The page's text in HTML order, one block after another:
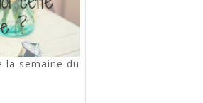
la semaine du